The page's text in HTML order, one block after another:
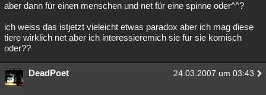
aber dann für einen menschen und net für eine spinne oder^^?
ich weiss das istjetzt vieleicht etwas paradox aber ich mag diese
tiere wirklich net aber ich interessieremich sie für sie komisch
oder??
DeadPoet 24.03.2007 um 03:43